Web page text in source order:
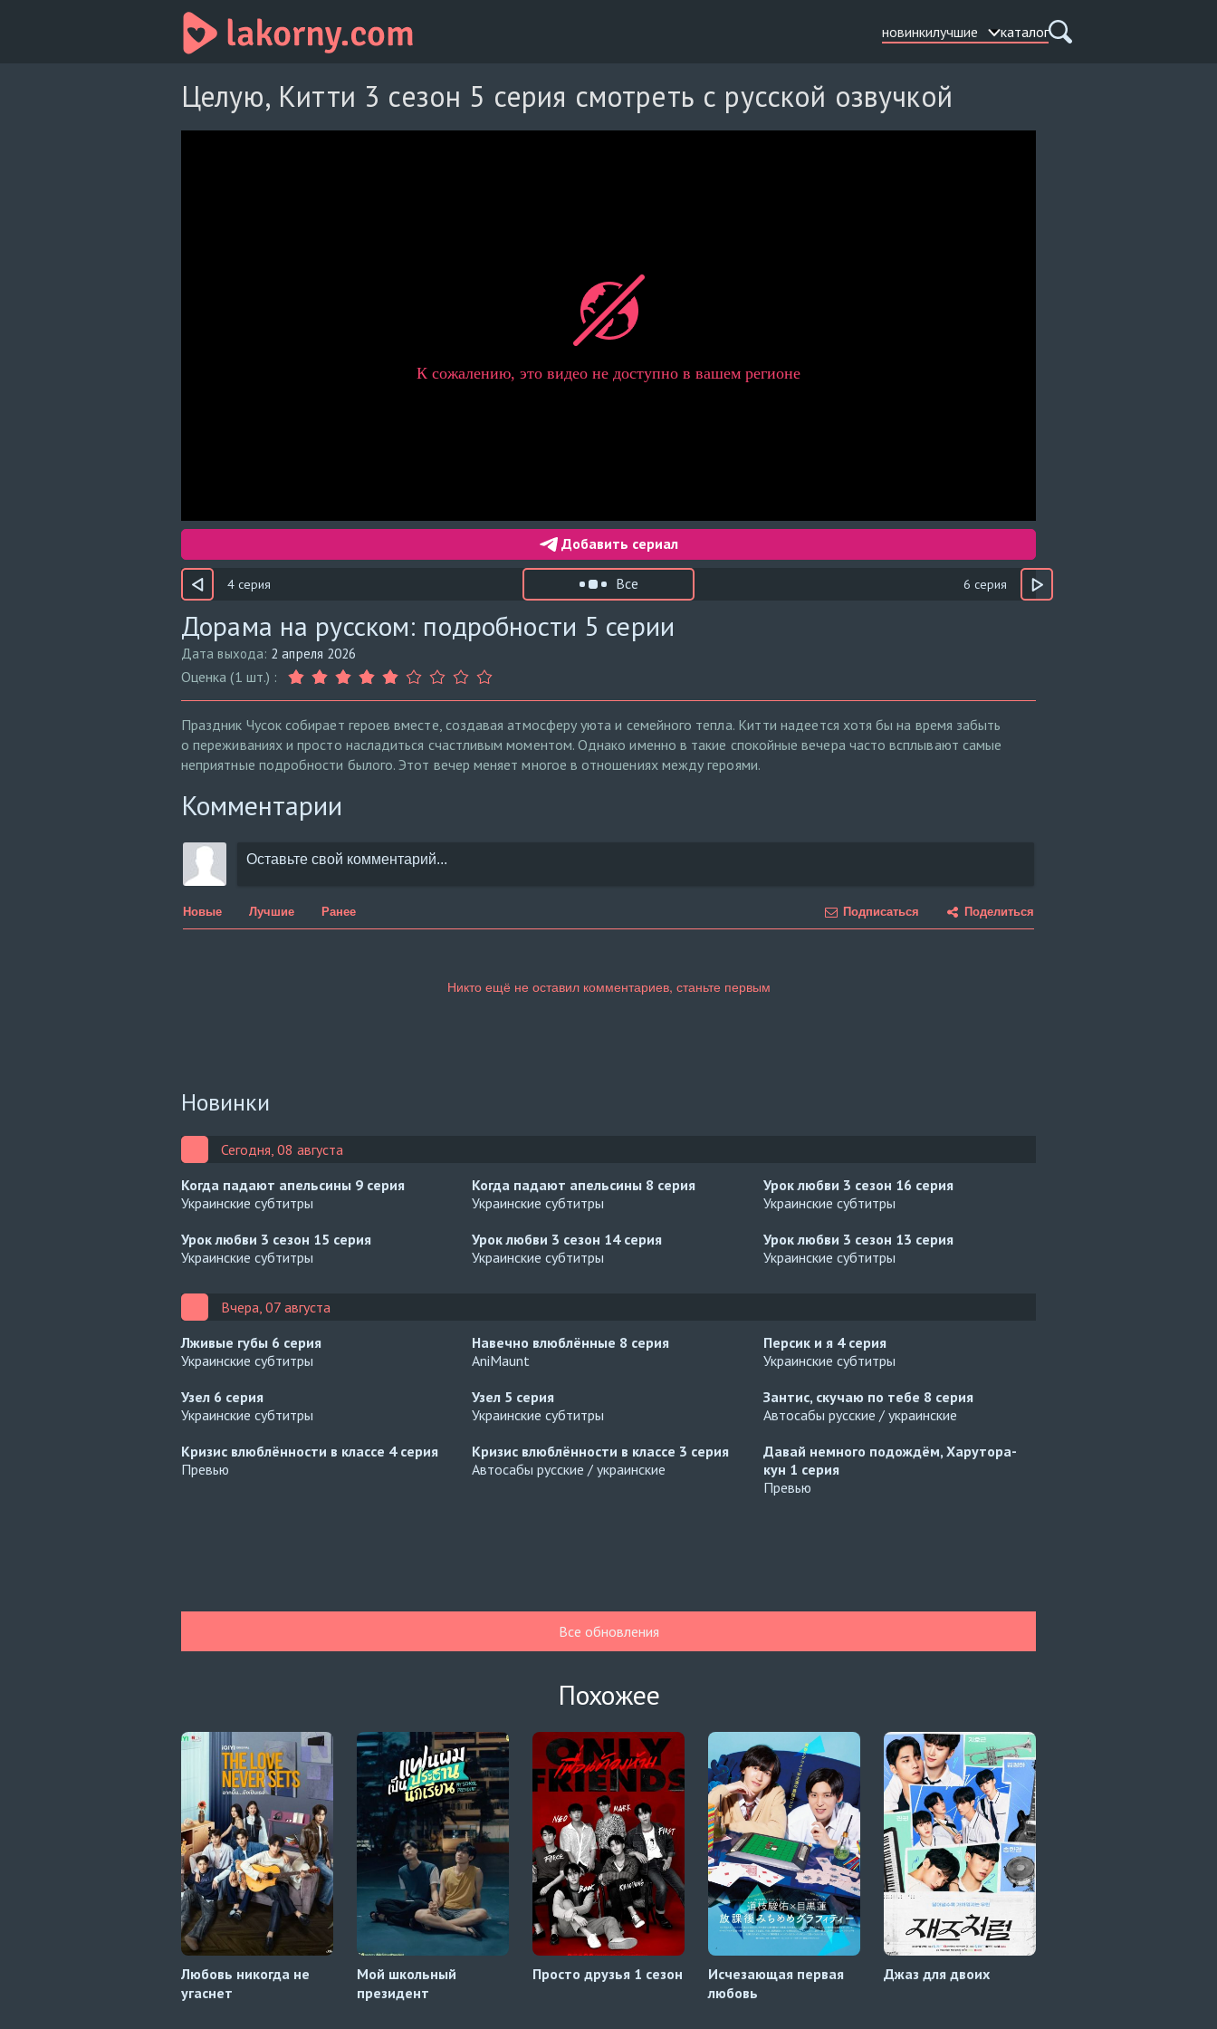
новинкилучшие каталог
Целую, Китти 3 сезон 5 серия смотреть с русской озвучкой
Добавить сериал
4 серия Все 6 серия
Дорама на русском: подробности 5 серии
Дата выхода: 2 апреля 2026
Оценка (1 шт.) :
Праздник Чусок собирает героев вместе, создавая атмосферу уюта и семейного тепла. Китти надеется хотя бы на время забыть
о переживаниях и просто насладиться счастливым моментом. Однако именно в такие спокойные вечера часто всплывают самые
неприятные подробности былого. Этот вечер меняет многое в отношениях между героями.
Комментарии
Новые Лучшие Ранее Подписаться Поделиться
Новинки
Сегодня, 08 августа
Когда падают апельсины 9 серия
Украинские субтитры
Когда падают апельсины 8 серия
Украинские субтитры
Урок любви 3 сезон 16 серия
Украинские субтитры
Урок любви 3 сезон 15 серия
Украинские субтитры
Урок любви 3 сезон 14 серия
Украинские субтитры
Урок любви 3 сезон 13 серия
Украинские субтитры
Вчера, 07 августа
Лживые губы 6 серия
Украинские субтитры
Навечно влюблённые 8 серия
AniMaunt
Персик и я 4 серия
Украинские субтитры
Узел 6 серия
Украинские субтитры
Узел 5 серия
Украинские субтитры
Зантис, скучаю по тебе 8 серия
Автосабы русские / украинские
Кризис влюблённости в классе 4 серия
Превью
Кризис влюблённости в классе 3 серия
Автосабы русские / украинские
Давай немного подождём, Харутора-
кун 1 серия
Превью
Все обновления
Похожее
Любовь никогда не
угаснет
Мой школьный
президент
Просто друзья 1 сезон
Исчезающая первая
любовь
Джаз для двоих